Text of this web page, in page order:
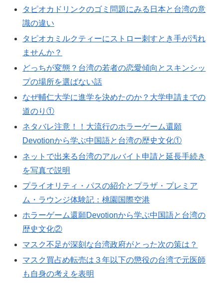
タピオカドリンクのゴミ問題にみる日本と台湾の意
識の違い
タピオカミルクティーにストロー刺すとき手が汚れ
ませんか？
どっちが変態？台湾の若者の恋愛傾向とスキンシッ
プの場所を選ばない話
なぜ輔仁大学に進学を決めたのか？大学申請までの
道のり①
ネタバレ注意！！大流行のホラーゲーム還願
Devotionから学ぶ中国語と台湾の歴史文化①
ネットで出来る台湾のアルバイト申請と延長手続き
を写真で説明
プライオリティ・パスの紹介とプラザ・プレミア
ム・ラウンジ体験記：桃園国際空港
ホラーゲーム還願Devotionから学ぶ中国語と台湾の
歴史文化②
マスク不足が深刻な台湾政府がとった次の策は？
マスク買占め転売は３年以下の懲役の台湾で元医師
も自身の考えを表明